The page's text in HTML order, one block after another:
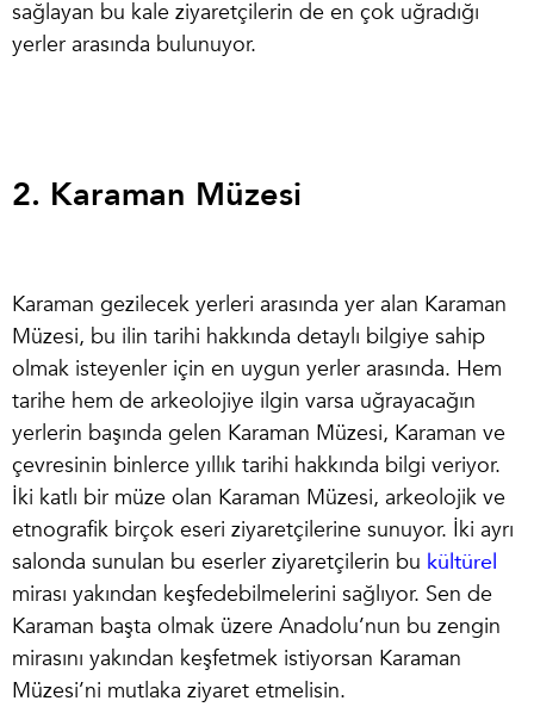
sağlayan bu kale ziyaretçilerin de en çok uğradığı
yerler arasında bulunuyor.
2. Karaman Müzesi
Karaman gezilecek yerleri arasında yer alan Karaman
Müzesi, bu ilin tarihi hakkında detaylı bilgiye sahip
olmak isteyenler için en uygun yerler arasında. Hem
tarihe hem de arkeolojiye ilgin varsa uğrayacağın
yerlerin başında gelen Karaman Müzesi, Karaman ve
çevresinin binlerce yıllık tarihi hakkında bilgi veriyor.
İki katlı bir müze olan Karaman Müzesi, arkeolojik ve
etnografik birçok eseri ziyaretçilerine sunuyor. İki ayrı
salonda sunulan bu eserler ziyaretçilerin bu kültürel
mirası yakından keşfedebilmelerini sağlıyor. Sen de
Karaman başta olmak üzere Anadolu’nun bu zengin
mirasını yakından keşfetmek istiyorsan Karaman
Müzesi’ni mutlaka ziyaret etmelisin.